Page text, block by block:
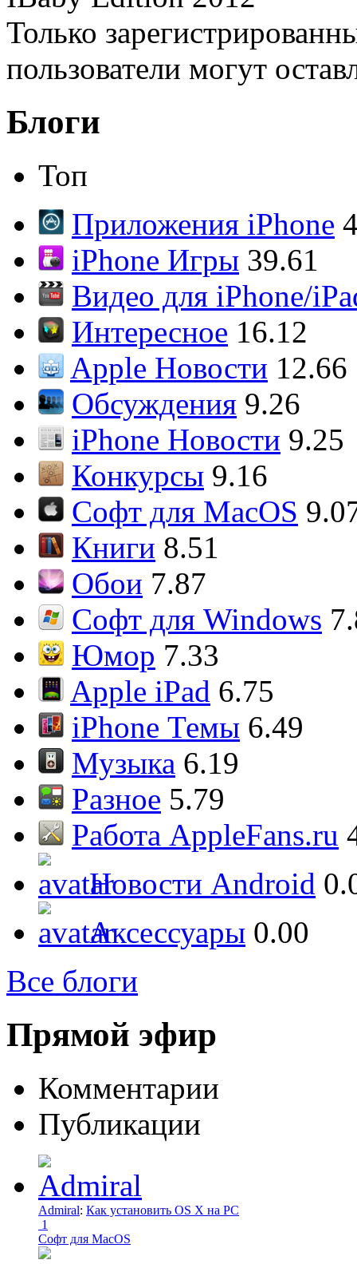
Только
пользователи могут
Блоги
Топ
Приложения iPhone
iPhone Игры 39.61
Видео для iPhone/
Интересное 16.12
Apple Новости 12.66
Обсуждения 9.26
iPhone Новости 9.25
Конкурсы 9.16
Софт для MacOS
Книги 8.51
Обои 7.87
Софт для Windows
Юмор 7.33
Apple iPad 6.75
iPhone Темы 6.49
Музыка 6.19
Разное 5.79
Работа AppleFans.ru
Новости Android
Аксессуары 0.00
Все блоги
Прямой эфир
Комментарии
Публикации
Admiral: Как установить OS X на PC
1
Софт для MacOS